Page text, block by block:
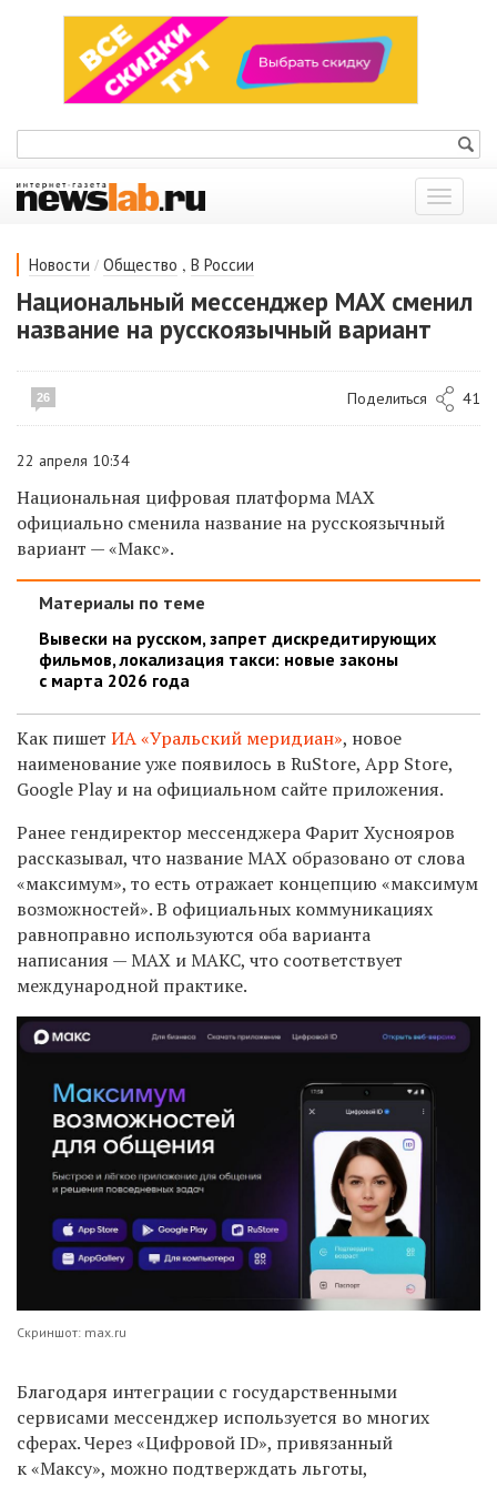
Показать
меню
Новости / Общество , В России
Национальный мессенджер MAX сменил
название на русскоязычный вариант
26 Поделиться 41
22 апреля 10:34
Национальная цифровая платформа MAX
официально сменила название на русскоязычный
вариант — «Макс».
Материалы по теме
Вывески на русском, запрет дискредитирующих
фильмов, локализация такси: новые законы
с марта 2026 года
Как пишет ИА «Уральский меридиан», новое
наименование уже появилось в RuStore, App Store,
Google Play и на официальном сайте приложения.
Ранее гендиректор мессенджера Фарит Хуснояров
рассказывал, что название MAX образовано от слова
«максимум», то есть отражает концепцию «максимум
возможностей». В официальных коммуникациях
равноправно используются оба варианта
написания — MAX и МАКС, что соответствует
международной практике.
Скриншот: max.ru
Благодаря интеграции с государственными
сервисами мессенджер используется во многих
сферах. Через «Цифровой ID», привязанный
к «Максу», можно подтверждать льготы,